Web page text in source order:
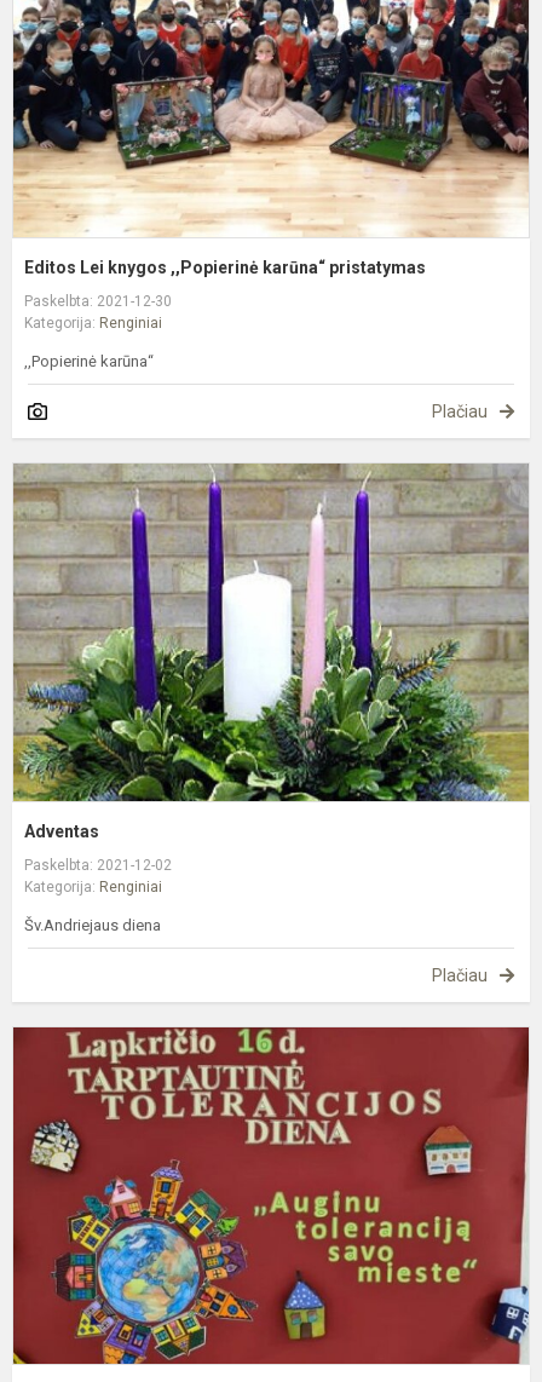
Editos Lei knygos ,,Popierinė karūna“ pristatymas
Paskelbta: 2021-12-30
Kategorija: Renginiai
,,Popierinė karūna“
Plačiau
Adventas
Paskelbta: 2021-12-02
Kategorija: Renginiai
Šv.Andriejaus diena
Plačiau